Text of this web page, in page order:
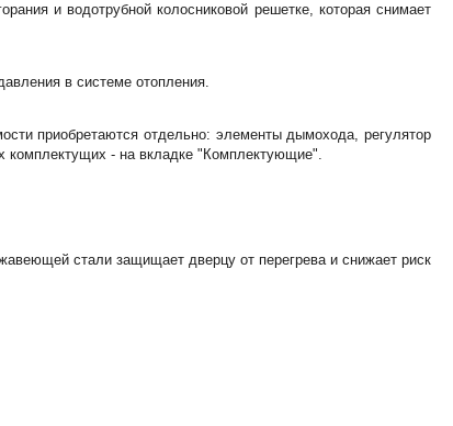
и водотрубной колосниковой решетке, которая снимает
в системе отопления.
приобретаются отдельно: элементы дымохода, регулятор
комплектущих - на вкладке "Комплектующие".
стали защищает дверцу от перегрева и снижает риск